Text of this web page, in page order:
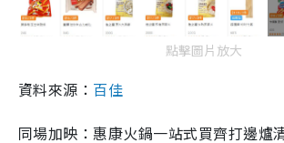
點擊圖片放大
資料來源： 百佳
同場加映：惠康火鍋一站式買齊打邊爐